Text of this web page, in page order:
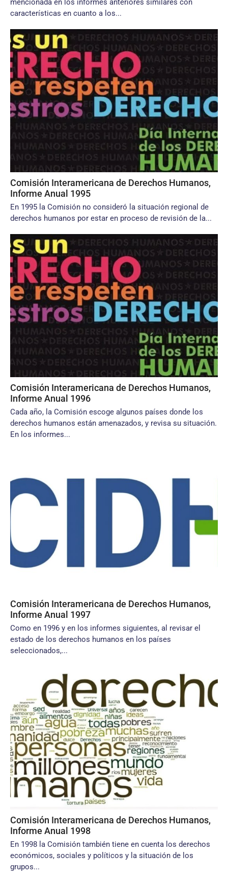
mencionada en los informes anteriores similares con
características en cuanto a los...
Comisión Interamericana de Derechos Humanos,
Informe Anual 1995
En 1995 la Comisión no consideró la situación regional de
derechos humanos por estar en proceso de revisión de la...
Comisión Interamericana de Derechos Humanos,
Informe Anual 1996
Cada año, la Comisión escoge algunos países donde los
derechos humanos están amenazados, y revisa su situación.
En los informes...
Comisión Interamericana de Derechos Humanos,
Informe Anual 1997
Como en 1996 y en los informes siguientes, al revisar el
estado de los derechos humanos en los países
seleccionados,...
Comisión Interamericana de Derechos Humanos,
Informe Anual 1998
En 1998 la Comisión también tiene en cuenta los derechos
económicos, sociales y políticos y la situación de los
grupos...